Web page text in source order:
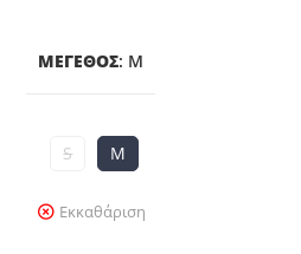
ΜΈΓΕΘΟΣ: M
S M
Εκκαθάριση